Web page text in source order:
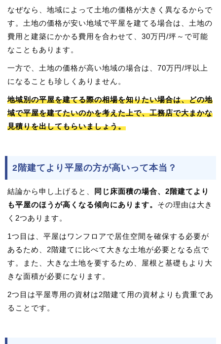
なぜなら、地域によって土地の価格が大きく異なるからで
す。土地の価格が安い地域で平屋を建てる場合は、土地の
費用と建築にかかる費用を合わせて、30万円/坪～で可能
なこともあります。
一方で、土地の価格が高い地域の場合は、70万円/坪以上
になることも珍しくありません。
地域別の平屋を建てる際の相場を知りたい場合は、どの地
域で平屋を建てたいのかを考えた上で、工務店で大まかな
見積りを出してもらいましょう。
2階建てより平屋の方が高いって本当？
結論から申し上げると、
同じ床面積の場合、2階建てより
も平屋のほうが高くなる傾向にあります。 その理由は大き
く2つあります。
1つ目は、平屋はワンフロアで居住空間を確保する必要が
あるため、2階建てに比べて大きな土地が必要となる点で
す。また、大きな土地を要するため、屋根と基礎もより大
きな面積が必要になります。
2つ目は平屋専用の資材は2階建て用の資材よりも貴重であ
ることです。